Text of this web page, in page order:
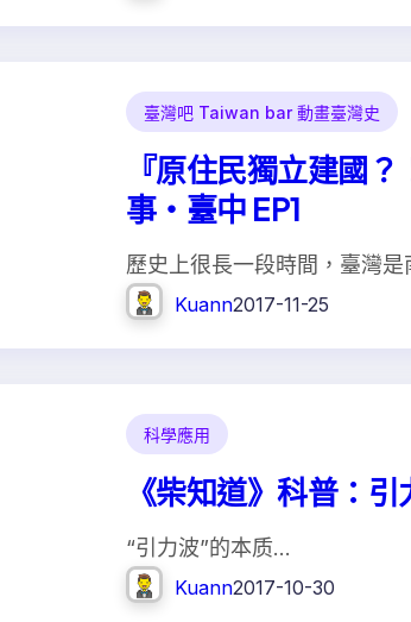
臺灣吧 Taiwan bar 動畫臺灣史
『原住民獨立建國
事‧臺中 EP1
歷史上很長一段時間，臺灣
Kuann2017-11-25
科學應用
《柴知道》科普：
“引力波”的本质…
Kuann2017-10-30